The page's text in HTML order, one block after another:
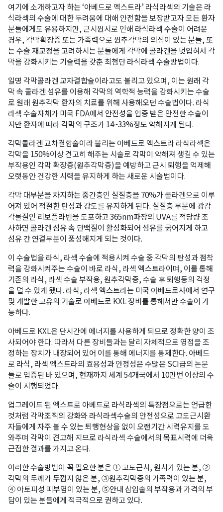
여기에 소개하고자 하는 ‘아베드로 엑스트라’ 라식라섹의 기술은 라
식라섹의 수술에 대한 두려움에 대해 안전함을 보장받고자 모든 환자
분들에게도 유용하지만, 근시원시로 인해 라식라섹 수술이 어려운
경우, 각막확장증 또는 가족력으로 원추각막의 의심이 있는 분들, 또
는 수술 재교정을 고려하시는 분들에게 각막에 콜라겐을 덧입혀서 각
막을 강화시키는 기술력을 갖춘 최첨단 라식라섹 수술방법이다.
일명 각막콜라겐 교차결합술이라고도 불리고 있으며, 이는 원래 각
막 속 콜라겐 섬유를 이용해 각막의 역학적 능력을 강화시키는 수술
로 원래 원추각막 환자의 치료를 위해 사용해오던 수술법이다. 라식
라섹 수술자체가 미국 FDA에서 안전성을 입증 받은 안전한 수술이
지만 환자에 따라 각막의 구조가 14~33%정도 약해지게 된다.
각막콜라겐 교차결합술이라 불리는 아베드로 엑스트라 라식라섹은
각막을 150%이상 견고히 해주는 시술로 각막이 약해져 생길 수 있는
부작용인 각막 확장증(원추각막증)을 예방하고 근시 퇴행을 억제해
오랫동안 건강한 시력을 유지하게 하는 새로운 시술법이다.
각막 대부분을 차지하는 중간층인 실질층을 70%가 콜라겐으로 이루
어져 있어 적절한 탄성과 강도를 유지하게 된다. 실질층 부분에 광감
각물질인 리보플라빈을 도포하고 365nm파장의 UVA를 적당량 조
사하면 콜라겐 섬유 속 단백질이 활성화되어 섬유를 굵어지게 하고
섬유 간 연결부분이 풍성해지게 되는 것이다.
이 수술법을 라식, 라섹 수술에 적용시켜 수술 중 각막의 탄성과 점착
력을 강화시켜주는 수술이 바로 라식, 라섹 엑스트라이며, 이를 통해
기존의 라식, 라섹 수술 부작용, 원추각막증, 수술 후 퇴행등의 걱정
을 덜 수 있게 됐다. 라식, 라섹 엑스트라는 미국 아베드로사에서 연구
및 개발한 고유의 기술로 아베드로 KXL 장비를 통해서만 수술이 가
능하다.
아베드로 KXL은 단시간에 에너지를 사용하게 되므로 정확한 양이 조
사되어야 한다. 따라서 다른 장비들과는 달리 자체적으로 영점을 조
정하는 장치가 내장되어 있어 이를 통해 에너지를 통제한다. 아베드
로 라식, 라섹 엑스트라의 효용성과 안정성은 수많은 SCI급의 논문
들로 입증된 바 있으며, 현재까지 세계 54개국에서 10만번 이상의 수
술이 시행되었다.
업그레이드 된 엑스트로 아베드로 라식라섹의 특장점으로는 언급한
것처럼 각막조직의 강화와 라식라섹수술의 안전성으로 고도근시환
자들에게 자주 볼 수 있는 퇴행현상을 없이 오랜기간 시력유지를 도
와주며 각막이 견고해 지므로 라식라섹 수술에서의 목표시력에 더욱
근접한 결과를 가지고 온다.
이러한 수술방법이 꼭 필요한 분은 ① 고도근시, 원시가 있는 분, ②
각막의 두께가 두껍지 않은 분, ③원추각막증의 가족력이 있는 분,
④ 아토피성 피부염이 있는 분, ⑤안내 삽입술의 부작용과 가격의 부
담이 있는 분들에게 적극적으로 권하고 있다.